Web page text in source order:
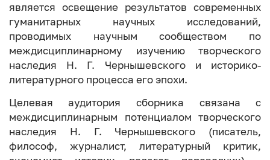
является освещение результатов современных
гуманитарных научных исследований,
проводимых научным сообществом по
междисциплинарному изучению творческого
наследия Н. Г. Чернышевского и историко-
литературного процесса его эпохи.
Целевая аудитория сборника связана с
междисциплинарным потенциалом творческого
наследия Н. Г. Чернышевского (писатель,
философ, журналист, литературный критик,